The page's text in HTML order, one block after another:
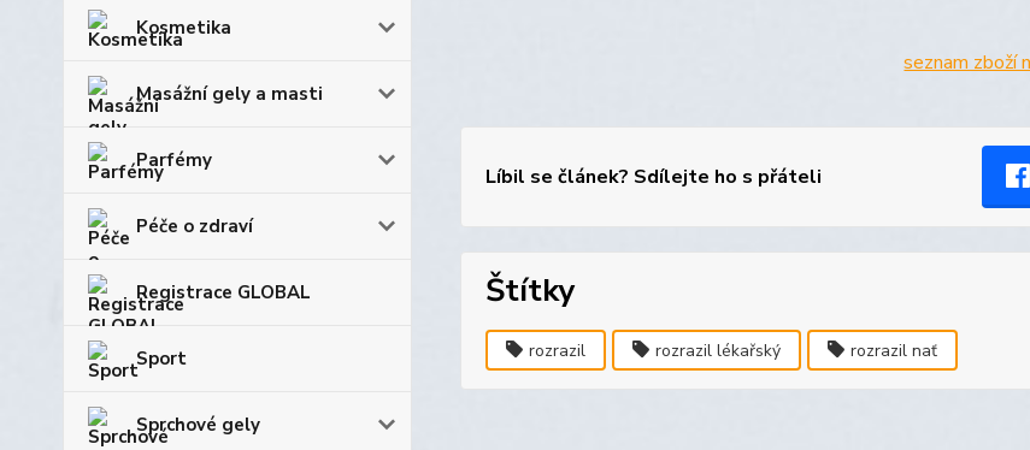
Kosmetika
Masážní gely a masti
Parfémy
Péče o zdraví
Registrace GLOBAL
Sport
Sprchové gely
seznam zboží
Líbil se článek? Sdílejte ho s přáteli
Štítky
rozrazil rozrazil lékařský rozrazil nať